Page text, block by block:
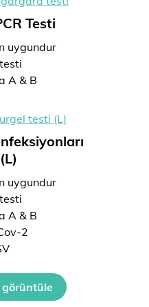
Testi
uygundur
A & B
uygundur
A & B
2